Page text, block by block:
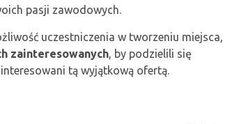
pasji zawodowych.
uczestniczenia w tworzeniu miejsca,
zainteresowanych, by podzielili się
tą wyjątkową ofertą.